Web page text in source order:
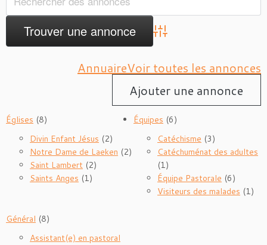
Advanced Search
AnnuaireVoir toutes les annonces
Ajouter une annonce
Églises (8)
Divin Enfant Jésus (2)
Notre Dame de Laeken (2)
Saint Lambert (2)
Saints Anges (1)
Équipes (6)
Catéchisme (3)
Catéchuménat des adultes
(1)
Équipe Pastorale (6)
Visiteurs des malades (1)
Général (8)
Assistant(e) en pastoral